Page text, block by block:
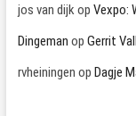
jos van dijkop Vexpo:
Dingeman op Gerrit
rvheiningen op Dagje